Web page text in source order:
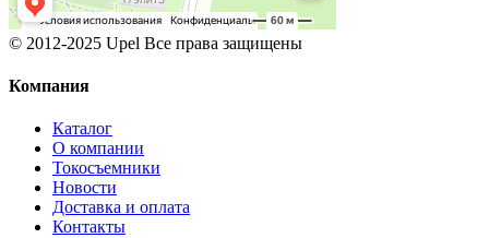
© 2012-2025 Upel Все права защищены
Компания
Каталог
О компании
Токосъемники
Новости
Доставка и оплата
Контакты